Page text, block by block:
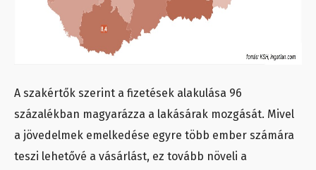
A szakértők szerint a fizetések alakulása 96
százalékban magyarázza a lakásárak mozgását. Mivel
a jövedelmek emelkedése egyre több ember számára
teszi lehetővé a vásárlást, ez tovább növeli a